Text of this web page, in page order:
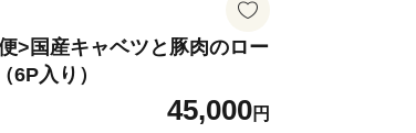
ますが、その場合には、守
万全を期します。
>国産キャベツと豚肉のロー
6P入り）
45,000円